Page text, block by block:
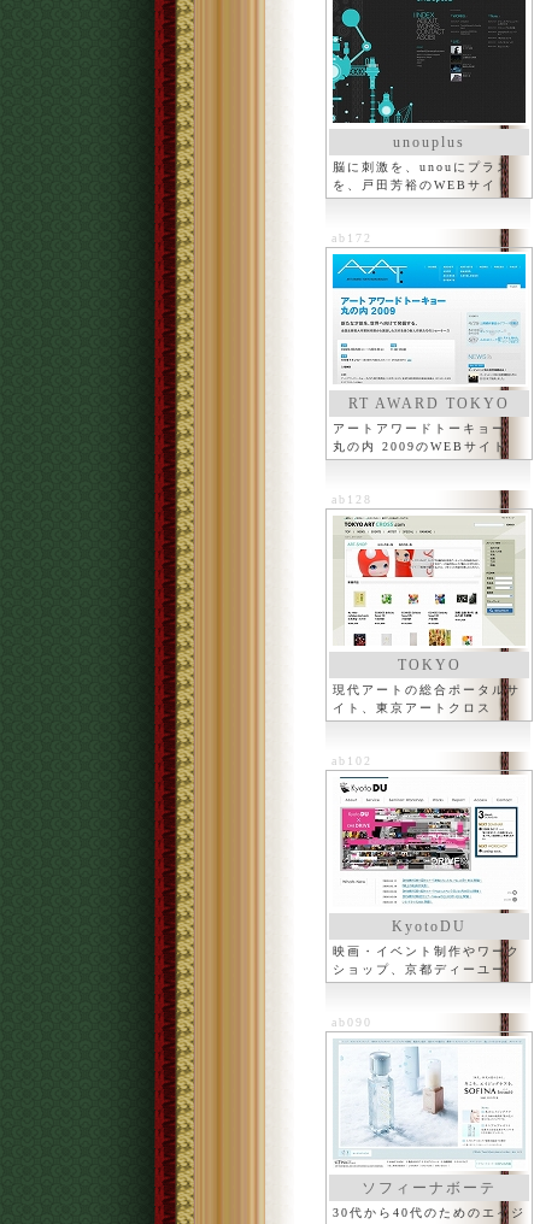
unouplus
脳に刺激を、unouにプラス
を、戸田芳裕のWEBサイト
ab172
RT AWARD TOKYO
アートアワードトーキョー
丸の内 2009のWEBサイト
ab128
TOKYO
ARTCROSS.com
現代アートの総合ポータルサ
イト、東京アートクロス
ab102
KyotoDU
映画・イベント制作やワーク
ショップ、京都ディーユー
ab090
ソフィーナボーテ
30代から40代のためのエイジ